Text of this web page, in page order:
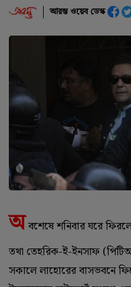
আরম্ভ ওয়েব ডেস্ক
অ বশেষে শনিবার ঘরে
তথা তেহরিক-ই-ইনসাফ
সকালে লাহোরের বাসভবনে